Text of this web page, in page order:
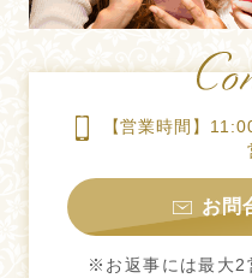
【営業時間】
お問
※お返事には最大2